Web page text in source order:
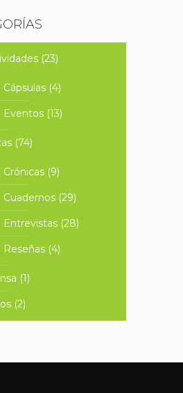
(23)
Cápsulas (4)
Eventos (13)
(74)
Crónicas (9)
Cuadernos (29)
Entrevistas (28)
Reseñas (4)
(1)
(2)